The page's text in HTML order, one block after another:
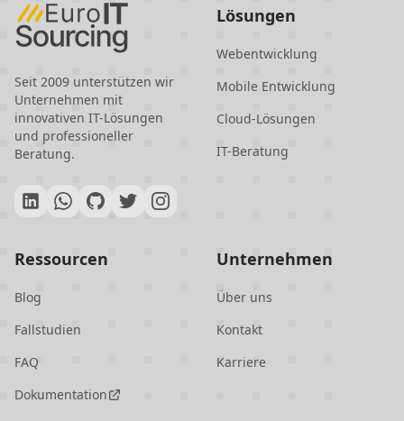
erstklassigen IT-Talenten zu
wettbewerbsfähigen Preisen und mit
minimalen sprachlichen und
kulturellen Barrieren. Das
Engagement des Landes für
Datenschutz und Innovation steigert
und hochmoderner IT-Outsourcing-
Seit 2009 unterstützen wir
Unternehmen mit
innovativen IT-Lösungen
und professioneller
Beratung.
Lösungen
Webentwicklung
Mobile Entwicklung
Cloud-Lösungen
IT-Beratung
Ressourcen
Blog
Fallstudien
FAQ
Dokumentation
Unternehmen
Über uns
Kontakt
Karriere